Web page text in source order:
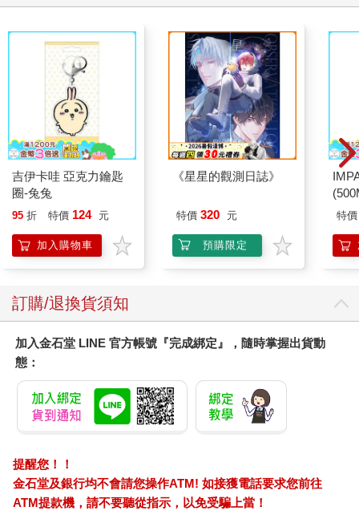
吉伊卡哇 亞克力鑰匙
圈-兔兔
95 折 特價 124 元
加入購物車
《星星的觀測日誌》
特價 320 元
預購限定
特價
訂購/退換貨須知
加入金石堂 LINE 官方帳號『完成綁定』，隨時掌握出貨動
態：
提醒您！！
金石堂及銀行均不會請您操作ATM! 如接獲電話要求您前往
ATM提款機，請不要聽從指示，以免受騙上當！